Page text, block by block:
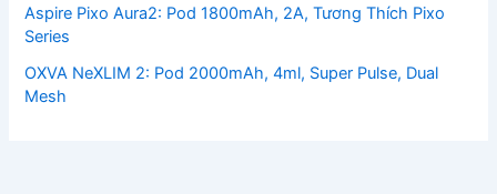
Aspire Pixo Aura2: Pod 1800mAh, 2A, Tương Thích Pixo
Series
OXVA NeXLIM 2: Pod 2000mAh, 4ml, Super Pulse, Dual
Mesh